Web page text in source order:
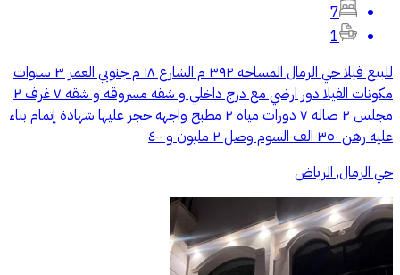
7
1
للبيع فيلا حي الرمال المساحه ٣٩٢ م الشارع ١٨ م جنوبي العمر ٣ سنوات
مكونات الفيلا دور ارضي مع درج داخلي و شقه مسروقه و شقه ٧ غرف ٢
مجلس ٢ صاله ٧ دورات مياه ٢ مطبخ واجهه حجر عليها شهادة إتمام بناء
عليه رهن ٣٥٠ الف السوم وصل ٢ مليون و ٤٠٠
حي الرمال, الرياض